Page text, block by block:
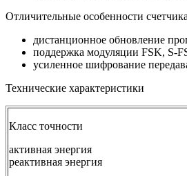
Отличительные особенности
дистанционное обновление
поддержка модуляции FSK, S-
усиленное шифрование
Технические характеристики
Класс точности
активная энергия
реактивная энергия